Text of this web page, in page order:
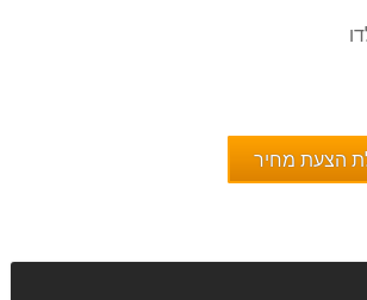
הצעת מחיר